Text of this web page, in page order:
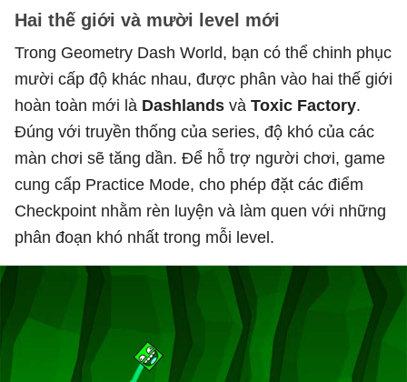
Hai thế giới và mười level mới
Trong Geometry Dash World, bạn có thể chinh phục
mười cấp độ khác nhau, được phân vào hai thế giới
hoàn toàn mới là Dashlands và Toxic Factory.
Đúng với truyền thống của series, độ khó của các
màn chơi sẽ tăng dần. Để hỗ trợ người chơi, game
cung cấp Practice Mode, cho phép đặt các điểm
Checkpoint nhằm rèn luyện và làm quen với những
phân đoạn khó nhất trong mỗi level.